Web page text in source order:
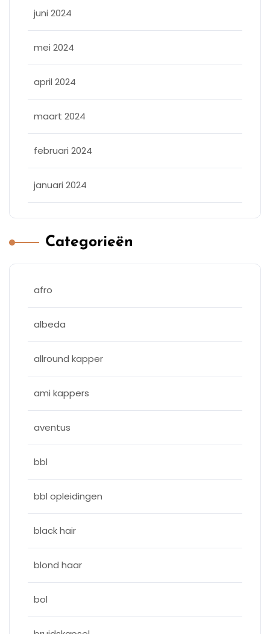
juni 2024
mei 2024
april 2024
maart 2024
februari 2024
januari 2024
Categorieën
afro
albeda
allround kapper
ami kappers
aventus
bbl
bbl opleidingen
black hair
blond haar
bol